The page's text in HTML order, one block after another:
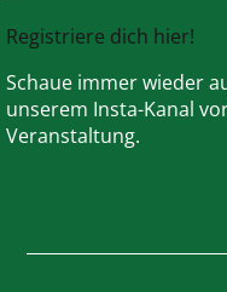
Registriere dich hier!
Schaue immer wieder
unserem Insta-Kanal
Veranstaltung.